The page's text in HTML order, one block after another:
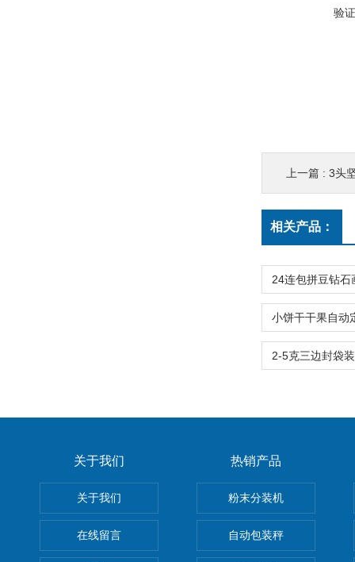
验
上一篇 : 3头
相关产品：
关于我们
关于我们
在线留言
热销产品
粉末分装机
自动包装秤